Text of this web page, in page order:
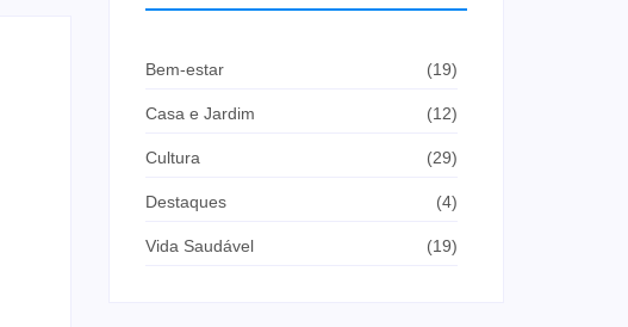
Bem-estar (19)
Casa e Jardim (12)
Cultura (29)
Destaques (4)
Vida Saudável (19)